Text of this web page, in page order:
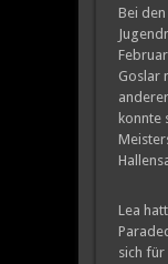
Bei
Goslar
konnte
Lea
sich